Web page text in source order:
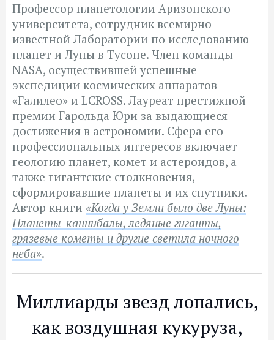
Профессор планетологии Аризонского
университета, сотрудник всемирно
известной Лаборатории по исследованию
планет и Луны в Тусоне. Член команды
NASA, осуществившей успешные
экспедиции космических аппаратов
«Галилео» и LCROSS. Лауреат престижной
премии Гарольда Юри за выдающиеся
достижения в астрономии. Сфера его
профессиональных интересов включает
геологию планет, комет и астероидов, а
также гигантские столкновения,
сформировавшие планеты и их спутники.
Автор книги «Когда у Земли было две Луны:
Планеты-каннибалы, ледяные гиганты,
грязевые кометы и другие светила ночного
неба».
Миллиарды звезд лопались,
как воздушная кукуруза,